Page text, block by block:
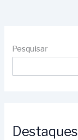
Pesquisar
Destaques